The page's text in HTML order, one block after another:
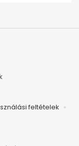
feltételek